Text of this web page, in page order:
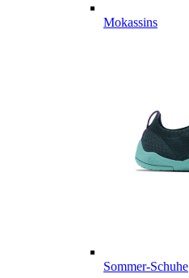
Mokassins
Sommer-Schuhe